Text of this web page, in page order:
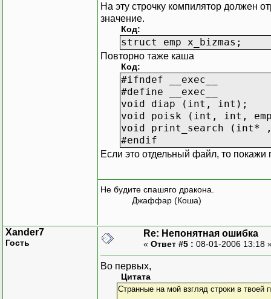
void vivod(emp
cout <<n<<setw(5)
<<x_bizmas-
<<x_bizmas-
<<x_bizmas-
getch();
}
void diap(int N_p,int
cout<<"\nVvedite
cin>>N_p;
cout<<"\nVvedite nac
cin>>N_k;
void poisk(int N_p,int
if ((x_bizmas-
*num=n;
void print_search(int*
{
for (int n =
cout<<"Ostatochnaya
На эту строчку компилятор должен
значение.
Код:
struct emp x_bizmas;
Повторно таже каша
Код:
#ifndef __exec__
#define __exec__
void diap (int, int);
void poisk (int, int,
void print_search (int*
#endif
Если это отдельный файл, то покажи
Не будите спашяго дракона.
Джаффар (Коша)
Xander7
Гость
Re: Непонятная ошибка
« Ответ #5 : 08-01-2006 13:18
Во первых,
Цитата
Странные на мой взгляд строки в твоей